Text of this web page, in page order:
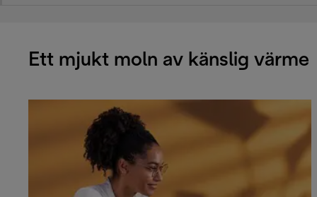
Ett mjukt moln av känslig värme